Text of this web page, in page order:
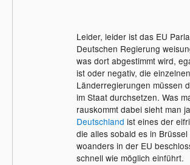
Leider, leider ist das EU
Deutschen Regierung
was dort abgestimmt wird,
ist oder negativ, die einzelnen
Länderregierungen müssen
im Staat durchsetzen. Was
rauskommt dabei sieht man
Deutschland ist eines der
die alles sobald es in
woanders in der EU
schnell wie möglich einführt.